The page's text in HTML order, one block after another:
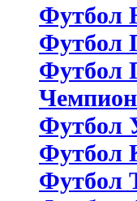
Футбол
Футбол
Футбол
Футбол
Футбол
Футбол